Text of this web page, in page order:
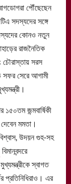
পৌঁছেছেন
সদস্যদের সঙ্গে
কোনও নতুন
রাজনৈতিক
চৌরাস্তায় সরস
সফর সেরে আগামী
জন্মবার্ষিকী
মমতা।
উদয়ন গুহ-সহ
বিমানবন্দরে
স্বাগত
প্রতিনিধিরাও। এর